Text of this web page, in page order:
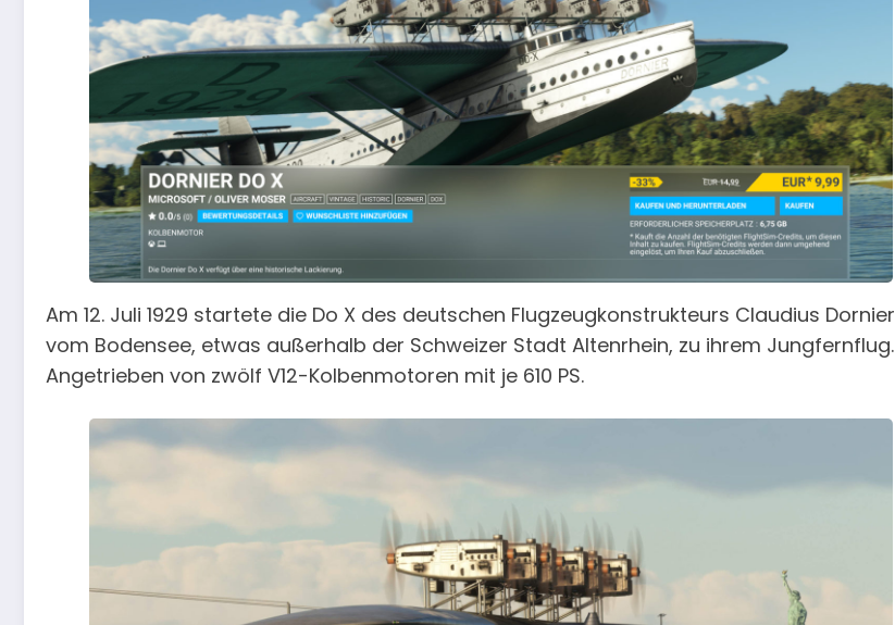
Am 12. Juli 1929 startete die Do X des deutschen Flugzeugkonstrukteurs Claudius Dornier
vom Bodensee, etwas außerhalb der Schweizer Stadt Altenrhein, zu ihrem Jungfernflug.
Angetrieben von zwölf V12-Kolbenmotoren mit je 610 PS.